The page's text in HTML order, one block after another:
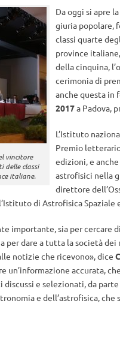
vincitore
delle classi
italiane.
Da oggi si apre
giuria popolare,
classi quarte
province
della cinquina,
cerimonia di
anche questa in
2017a Padova,
L’Istituto
Premio
edizioni, e
astrofisici nella
direttore
di Astrofisica Spaziale
importante, sia per cercare
per dare a tutta la società dei
notizie che ricevono», dice
un’informazione accurata,
discussi e selezionati, da
e dell’astrofisica,